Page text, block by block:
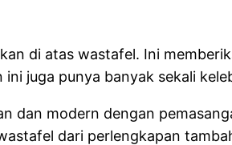
di atas wastafel. Ini
juga punya banyak sekali
dan modern dengan
dari perlengkapan